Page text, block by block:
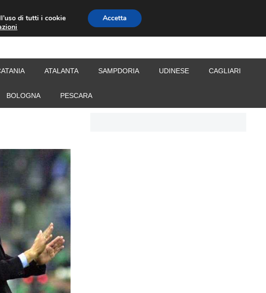
CALCIOMERCATO
ATALANTA SAMPDORIA UDINESE CAGLIARI
BOLOGNA PESCARA
di tutti i cookie
Accetta